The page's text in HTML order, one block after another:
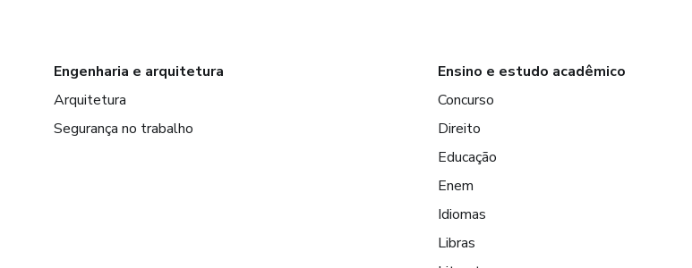
Engenharia e arquitetura
Arquitetura
Segurança no trabalho
Ensino e estudo acadêmico
Concurso
Direito
Educação
Enem
Idiomas
Libras